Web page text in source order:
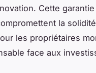
Cette
la
les propriétaires
face aux